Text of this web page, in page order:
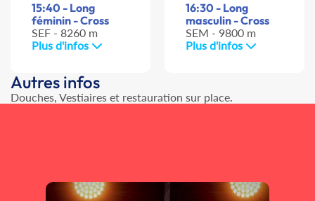
15:40 - Long
féminin - Cross
SEF - 8260 m
Plus d'infos
16:30 - Long
masculin - Cross
SEM - 9800 m
Plus d'infos
Autres infos
Douches, Vestiaires et restauration sur place.